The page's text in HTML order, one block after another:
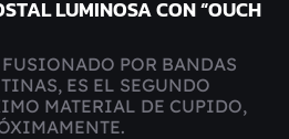
LUMINOSA CON “OUCH
POR BANDAS
ES EL SEGUNDO
MATERIAL DE CUPIDO,